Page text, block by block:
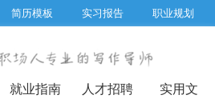
简历模板 实习报告 职业规划
辞职报告
就业指南 人才招聘 实用文